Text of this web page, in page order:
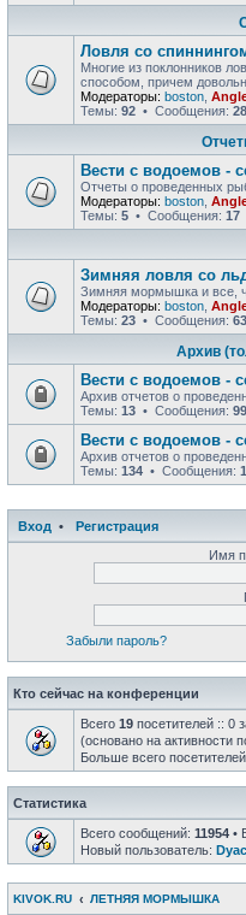
Ловля со
Многие из поклонников
способом, причем
Модераторы: boston
Темы: 92 • Сообщения:
Вести с водоемов -
Отчеты о проведенных
Модераторы: boston
Темы: 5 • Сообщения: 17
Зимняя ловля со
Зимняя мормышка и все,
Модераторы: boston
Темы: 23 • Сообщения:
Архив
Вести с водоемов -
Архив отчетов о
Темы: 13 • Сообщения: 99
Вести с водоемов -
Архив отчетов о
Темы: 134 • Сообщения:
Вход •
Регистрация
Имя
Забыли пароль?
Кто сейчас на конференции
Всего 19 посетителей :: 0
(основано на активности
Больше всего
Статистика
Всего сообщений: 11954 •
Новый пользователь:
KIVOK.RU ЛЕТНЯЯ МОРМЫШКА